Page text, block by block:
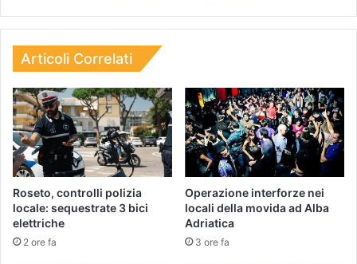
Articoli Correlati
Roseto, controlli polizia
locale: sequestrate 3 bici
elettriche
2 ore fa
Operazione interforze nei
locali della movida ad Alba
Adriatica
3 ore fa